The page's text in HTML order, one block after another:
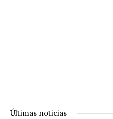
Últimas noticias